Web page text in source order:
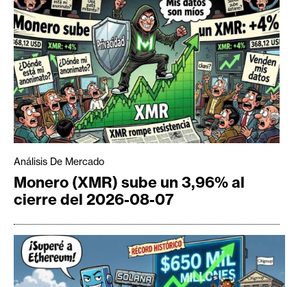
Análisis De Mercado
Monero (XMR) sube un 3,96% al
cierre del 2026-08-07